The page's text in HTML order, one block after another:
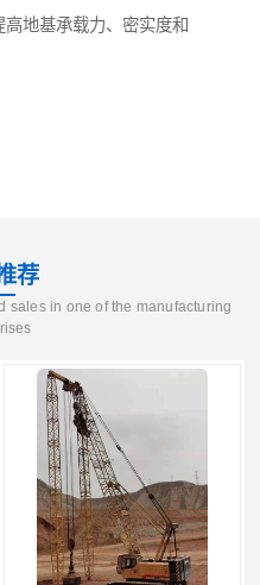
地基承载力、密实度和
荐
sales in one of the manufacturing